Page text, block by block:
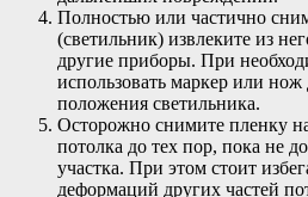
Полностью или частично
(светильник) извлеките из
другие приборы. При
использовать маркер или нож
положения светильника.
Осторожно снимите пленку
потолка до тех пор, пока не
участка. При этом стоит
деформаций других частей